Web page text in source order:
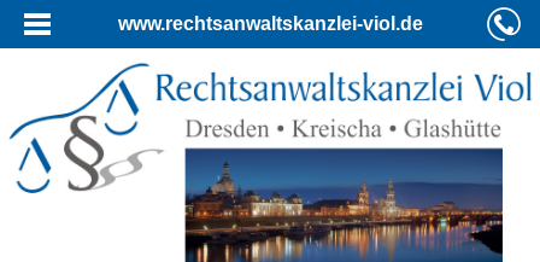
www.rechtsanwaltskanzlei-viol.de